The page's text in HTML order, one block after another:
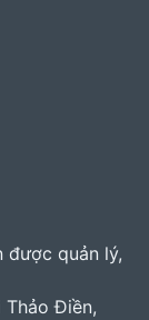
được quản lý,
Thảo Điền,